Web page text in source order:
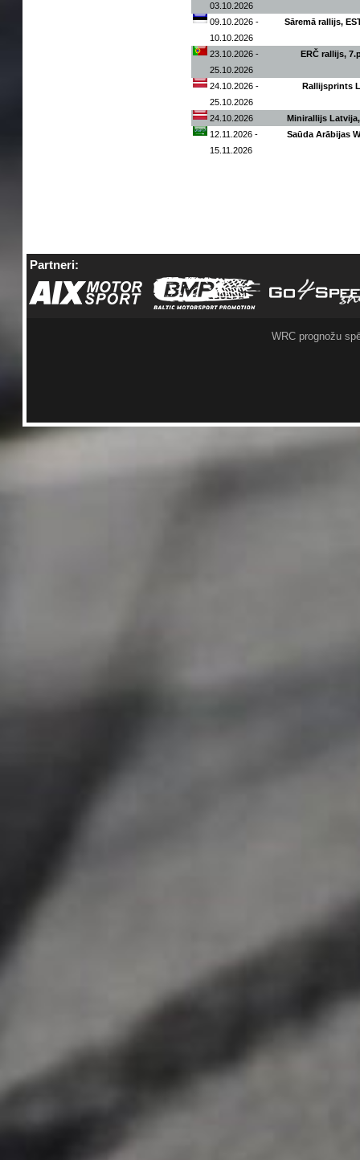
03.10.2026
09.10.2026 -
10.10.2026
Sāremā rallijs,
23.10.2026 -
25.10.2026
ERČ rallijs,
24.10.2026 -
25.10.2026
Rallijsprints
24.10.2026
Minirallijs
12.11.2026 -
15.11.2026
Saūda Arābijas
Partneri:
WRC prognožu